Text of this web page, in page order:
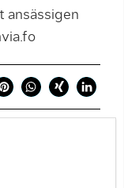
ansässigen